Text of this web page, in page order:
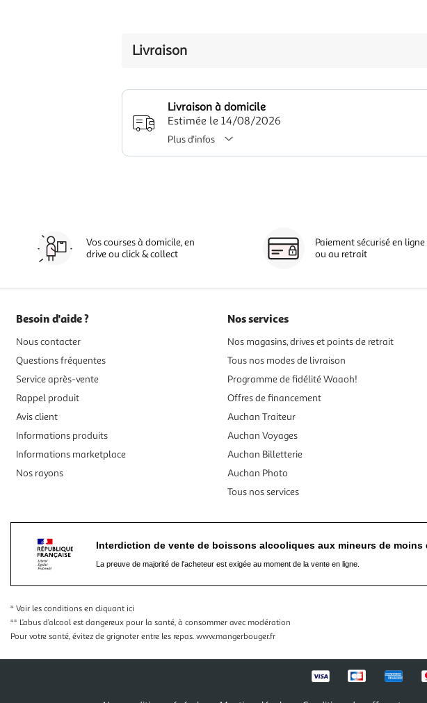
Livraison
Livraison à domicile
Estimée le 14/08/2026
Plus d'infos
Vos courses à domicile, en
drive ou click & collect
Paiement sécurisé en ligne
ou au retrait
Besoin d'aide ?
Nous contacter
Questions fréquentes
Service après-vente
Rappel produit
Avis client
Informations produits
Informations marketplace
Nos rayons
Nos services
Nos magasins, drives et points de retrait
Tous nos modes de livraison
Programme de fidélité Waaoh!
Offres de financement
Auchan Traiteur
Auchan Voyages
Auchan Billetterie
Auchan Photo
Tous nos services
Interdiction de vente de boissons alcooliques aux mineurs de moins
La preuve de majorité de l'acheteur est exigée au moment de la vente en ligne.
* Voir les conditions en cliquant ici
** L’abus d’alcool est dangereux pour la santé, à consommer avec modération
Pour votre santé, évitez de grignoter entre les repas. www.mangerbouger.fr